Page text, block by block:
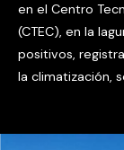
en el Centro
(CTEC), en la
positivos,
la climatización,